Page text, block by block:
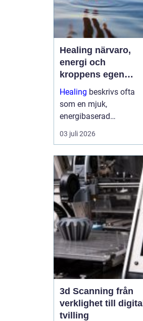
Healing närvaro,
energi och
kroppens egen
förmåga att läka
Healing beskrivs ofta
som en mjuk,
energibaserad
behandlingsmetod som
stödjer kroppens egen
ligger på balans, lugn
och ökad närvaro
snarare än snabba
mirakel. Många som
provar upplever ...
03 juli 2026
3d Scanning från
verklighet till digital
tvilling